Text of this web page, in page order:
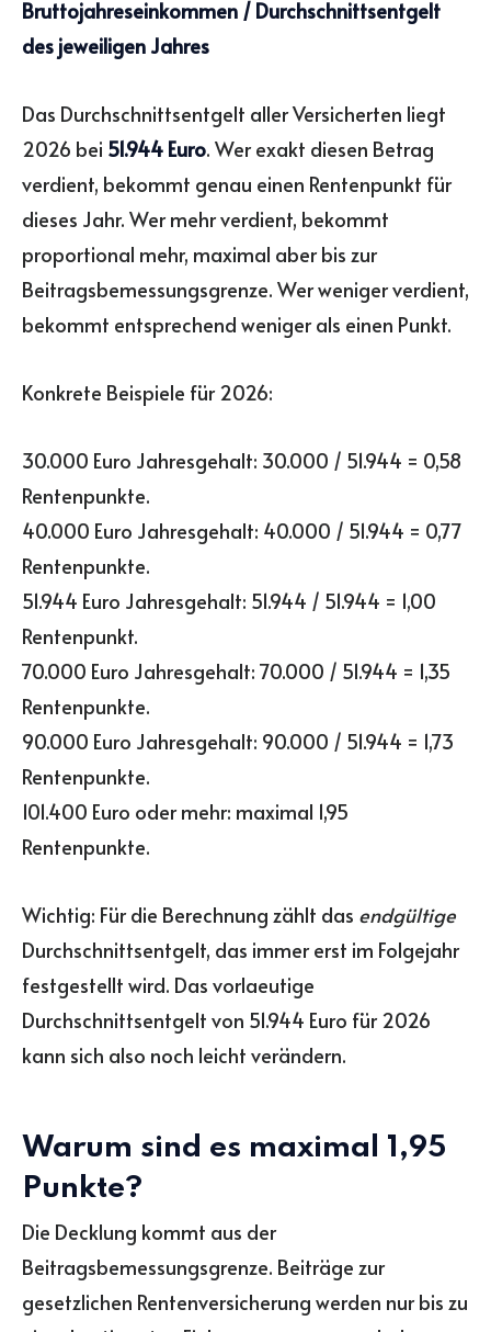
Bruttojahreseinkommen / Durchschnittsentgelt
des jeweiligen Jahres
Das Durchschnittsentgelt aller Versicherten liegt
2026 bei 51.944 Euro. Wer exakt diesen Betrag
verdient, bekommt genau einen Rentenpunkt für
dieses Jahr. Wer mehr verdient, bekommt
proportional mehr, maximal aber bis zur
Beitragsbemessungsgrenze. Wer weniger verdient,
bekommt entsprechend weniger als einen Punkt.
Konkrete Beispiele für 2026:
30.000 Euro Jahresgehalt: 30.000 / 51.944 = 0,58
Rentenpunkte.
40.000 Euro Jahresgehalt: 40.000 / 51.944 = 0,77
Rentenpunkte.
51.944 Euro Jahresgehalt: 51.944 / 51.944 = 1,00
Rentenpunkt.
70.000 Euro Jahresgehalt: 70.000 / 51.944 = 1,35
Rentenpunkte.
90.000 Euro Jahresgehalt: 90.000 / 51.944 = 1,73
Rentenpunkte.
101.400 Euro oder mehr: maximal 1,95
Rentenpunkte.
Wichtig: Für die Berechnung zählt das endgültige
Durchschnittsentgelt, das immer erst im Folgejahr
festgestellt wird. Das vorlaeutige
Durchschnittsentgelt von 51.944 Euro für 2026
kann sich also noch leicht verändern.
Warum sind es maximal 1,95
Punkte?
Die Decklung kommt aus der
Beitragsbemessungsgrenze. Beiträge zur
gesetzlichen Rentenversicherung werden nur bis zu